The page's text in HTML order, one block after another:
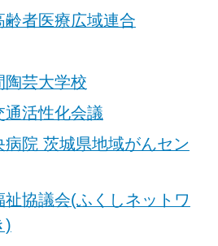
齢者医療広域連合
陶芸大学校
通活性化会議
病院 茨城県地域がんセン
協議会(ふくしネットワ
)